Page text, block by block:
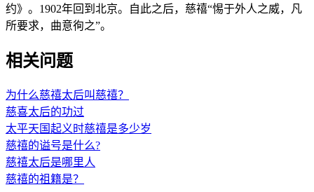
约》。1902年回到北京。自此之后，慈禧“惕于外人之威，凡
所要求，曲意徇之”。
相关问题
为什么慈禧太后叫慈禧？
慈喜太后的功过
太平天国起义时慈禧是多少岁
慈禧的谥号是什么?
慈禧太后是哪里人
慈禧的祖籍是？